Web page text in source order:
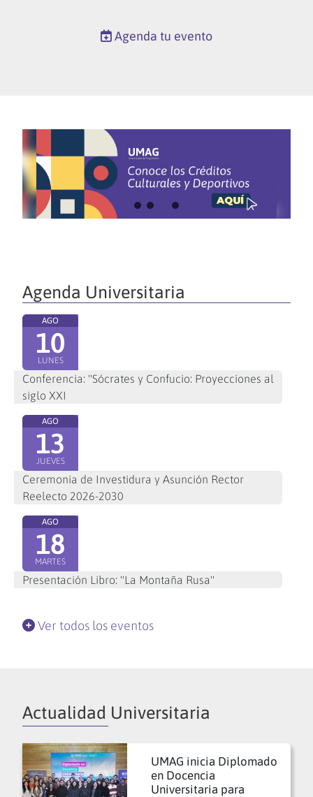
Agenda tu evento
Agenda Universitaria
AGO
10
LUNES
Conferencia: "Sócrates y Confucio: Proyecciones al
siglo XXI
AGO
13
JUEVES
Ceremonia de Investidura y Asunción Rector
Reelecto 2026-2030
AGO
18
MARTES
Presentación Libro: "La Montaña Rusa"
Ver todos los eventos
Actualidad Universitaria
UMAG inicia Diplomado
en Docencia
Universitaria para